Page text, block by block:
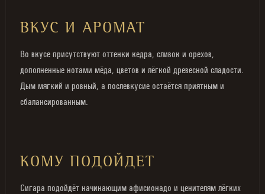
ВКУС И АРОМАТ
Во вкусе присутствуют оттенки кедра, сливок и орехов,
дополненные нотами мёда, цветов и лёгкой древесной сладости.
Дым мягкий и ровный, а послевкусие остаётся приятным и
сбалансированным.
КОМУ ПОДОЙДЕТ
Сигара подойдёт начинающим афисионадо и ценителям лёгких